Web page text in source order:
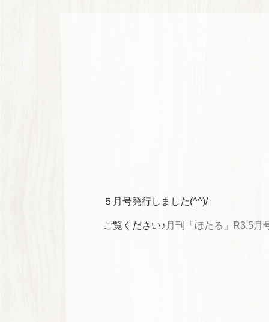
５月号発行しました(^^)/
ご覧ください♪ 月刊「ほたる」R3.5月